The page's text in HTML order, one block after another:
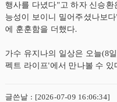
행사를 다녔다"고 하자 신승
능성이 보이니 밀어주셨나보
에 훈훈함을 더했다.
가수 유지나의 일상은 오늘(8
펙트 라이프'에서 만나볼 수 있
글쓴날 : [2026-07-09 16:06:34]